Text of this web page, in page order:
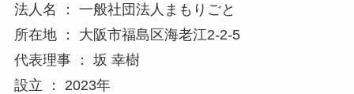
法人名 ： 一般社団法人まもりごと
所在地 ： 大阪市福島区海老江2-2-5
代表理事 ： 坂 幸樹
設立 ： 2023年